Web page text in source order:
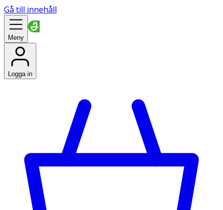
Gå till innehåll
Meny
Logga in